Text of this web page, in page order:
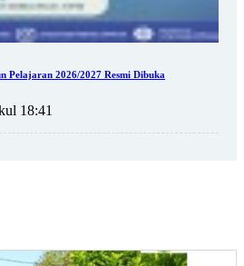
Pelajaran 2026/2027 Resmi Dibuka
18:41